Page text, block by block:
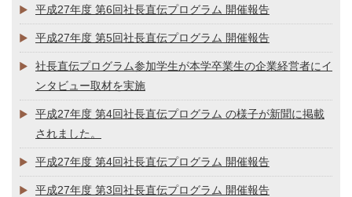
平成27年度 第6回社長直伝プログラム 開催報告
平成27年度 第5回社長直伝プログラム 開催報告
社長直伝プログラム参加学生が本学卒業生の企業経営者にイ
ンタビュー取材を実施
平成27年度 第4回社長直伝プログラム の様子が新聞に掲載
されました。
平成27年度 第4回社長直伝プログラム 開催報告
平成27年度 第3回社長直伝プログラム 開催報告